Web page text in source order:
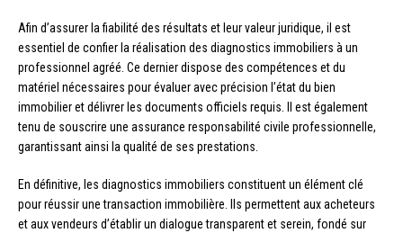
Afin d’assurer la fiabilité des résultats et leur valeur juridique, il est
essentiel de confier la réalisation des diagnostics immobiliers à un
professionnel agréé. Ce dernier dispose des compétences et du
matériel nécessaires pour évaluer avec précision l’état du bien
immobilier et délivrer les documents officiels requis. Il est également
tenu de souscrire une assurance responsabilité civile professionnelle,
garantissant ainsi la qualité de ses prestations.
En définitive, les diagnostics immobiliers constituent un élément clé
pour réussir une transaction immobilière. Ils permettent aux acheteurs
et aux vendeurs d’établir un dialogue transparent et serein, fondé sur